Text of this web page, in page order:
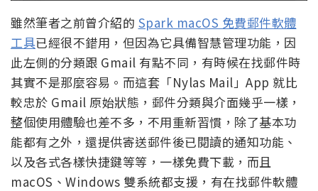
雖然筆者之前曾介紹的 Spark macOS 免費郵件軟體
工具已經很不錯用，但因為它具備智慧管理功能，因
此左側的分類跟 Gmail 有點不同，有時候在找郵件時
其實不是那麼容易。而這套「Nylas Mail」App 就比
較忠於 Gmail 原始狀態，郵件分類與介面幾乎一樣，
整個使用體驗也差不多，不用重新習慣，除了基本功
能都有之外，還提供寄送郵件後已閱讀的通知功能、
以及各式各樣快捷鍵等等，一樣免費下載，而且
macOS、Windows 雙系統都支援，有在找郵件軟體